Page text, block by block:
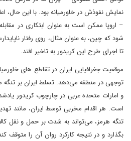
نمایش نفوذش در خاورمیانه بود. با این حال،
– اروپا ممکن است به عنوان ابتکاری در
شود که چین، به عنوان مثال، روی رفتار
تا اجرای طرح این کریدور به تاخیر افتد.
موقعیت جغرافیایی ایران در تقاطع های
توجهی در منطقه می‌دهد. تسلط ایران بر تنگه
و امارات متحده عربی در چارچوب کریدور
است. هر اقدام مخربی توسط ایران، مانند
تنگه هرمز، می‌تواند به شدت بر حمل و نقل
بگذارد و در نتیجه کارکرد روان آن را متوقف